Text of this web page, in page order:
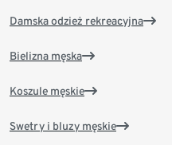
Damska odzież rekreacyjna
Bielizna męska
Koszule męskie
Swetry i bluzy męskie